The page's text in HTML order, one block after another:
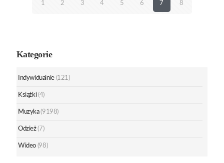
1 2 3 4 5 6 7 8
Kategorie
Indywidualnie (121)
Książki (4)
Muzyka (9198)
Odzież (7)
Wideo (98)